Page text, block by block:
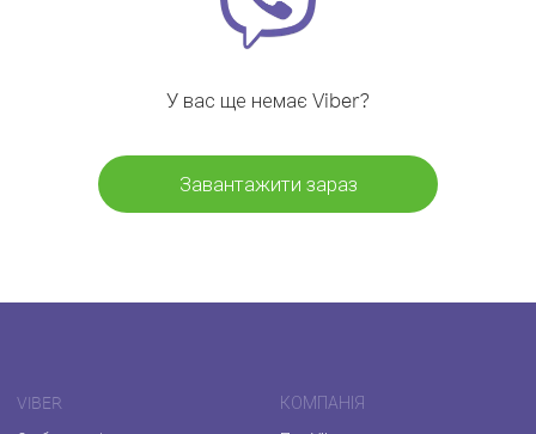
У вас ще немає Viber?
Завантажити зараз
VIBER КОМПАНІЯ